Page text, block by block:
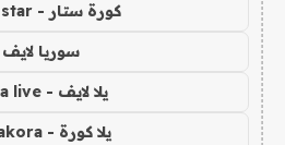
كورة ستار - kora star
سوريا لايف
يلا لايف - yalla live
يلا كورة - yallakora